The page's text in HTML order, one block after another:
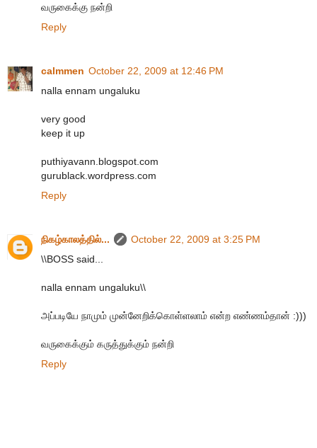
வருகைக்கு நன்றி
Reply
calmmen October 22, 2009 at 12:46 PM
nalla ennam ungaluku
very good
keep it up
puthiyavann.blogspot.com
gurublack.wordpress.com
Reply
நிகழ்காலத்தில்...
October 22, 2009 at 3:25 PM
\\BOSS said...
nalla ennam ungaluku\\
அப்படியே நாமும் முன்னேறிக்கொள்ளலாம் என்ற எண்ணம்தான் :)))
வருகைக்கும் கருத்துக்கும் நன்றி
Reply